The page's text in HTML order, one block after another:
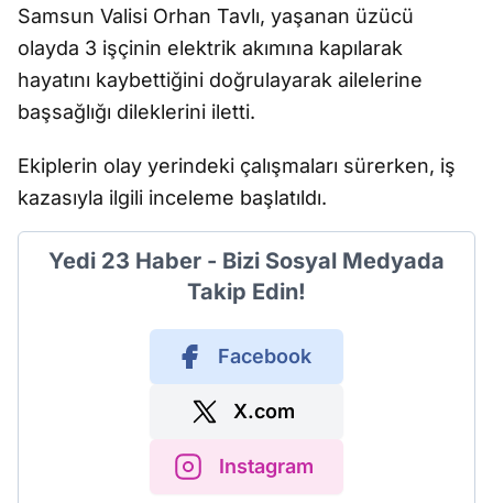
Samsun Valisi Orhan Tavlı, yaşanan üzücü
olayda 3 işçinin elektrik akımına kapılarak
hayatını kaybettiğini doğrulayarak ailelerine
başsağlığı dileklerini iletti.
Ekiplerin olay yerindeki çalışmaları sürerken, iş
kazasıyla ilgili inceleme başlatıldı.
Yedi 23 Haber - Bizi Sosyal Medyada
Takip Edin!
Facebook
X.com
Instagram